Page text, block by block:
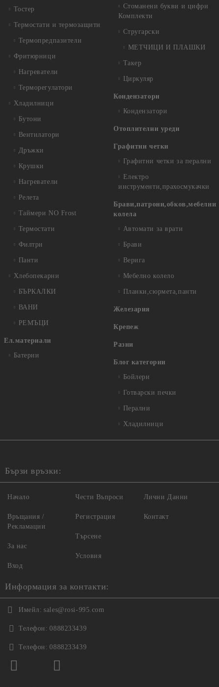
Тостер
Термостати и термозащити
Термопредпазители
Фритюрници
Нагреватели
Терморегулатори
Хладилници
Бутони
Вентилатори
Дръжки
Крушки
Нагреватели
Релета
Таймери NO Frost
Термостати
Филтри
Панти
Хлебопекарни
БЪРКАЛКИ
ВАНИ
РЕМЪЦИ
Ел.материали
Батерии
Стоманени букви и цифри
Комплекти
Стругарски
МЕТЧИЦИ И ПЛАШКИ
Такер
Циркуляр
Кондензатори
Кондензатори
Отоплителни уреди
Графитни четки
Графитни четки за перални
Електро
инструменти,прахосмукачки
Брави,патрони,обков,мебелни
колела
Автомати за врати
Брави
Верига
Мебелно колело
Планки,сюрмета,панти
Железария
Крепеж
Разни
Блог категории
Бойлери
Готварски печки
Перални
Хладилници
Бързи връзки:
Начало
Връщания /
Рекламации
За нас
Вход
Чести Въпроси
Регистрация
Търсене
Условия
Лични Данни
Контакт
Информация за контакти:
Имейл: sales@rosi-995.com
Телефон: 0888233439
Телефон: 0888233439